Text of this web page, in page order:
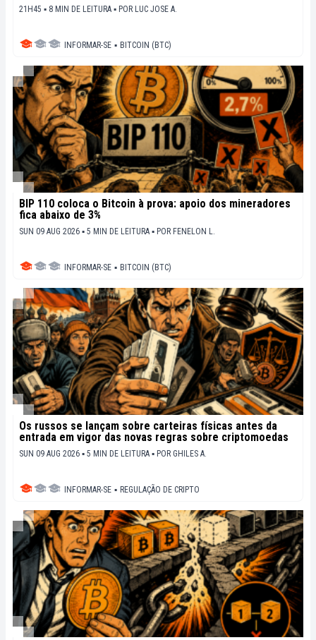
21H45 ▪ 8 MIN DE LEITURA ▪ POR LUC JOSE A.
INFORMAR-SE ▪ BITCOIN (BTC)
BIP 110 coloca o Bitcoin à prova: apoio dos mineradores
fica abaixo de 3%
SUN 09 AUG 2026 ▪ 5 MIN DE LEITURA ▪ POR FENELON L.
INFORMAR-SE ▪ BITCOIN (BTC)
Os russos se lançam sobre carteiras físicas antes da
entrada em vigor das novas regras sobre criptomoedas
SUN 09 AUG 2026 ▪ 5 MIN DE LEITURA ▪ POR GHILES A.
INFORMAR-SE ▪ REGULAÇÃO DE CRIPTO